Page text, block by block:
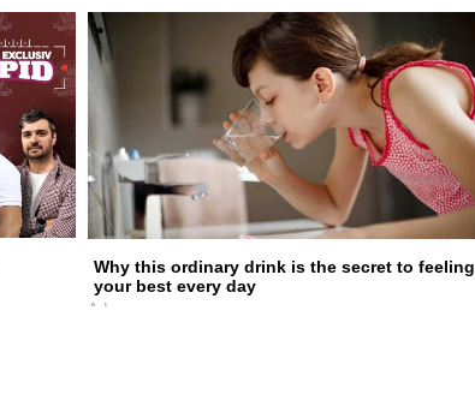
Why this ordinary drink is the secret to feeling
your best every day
Ad